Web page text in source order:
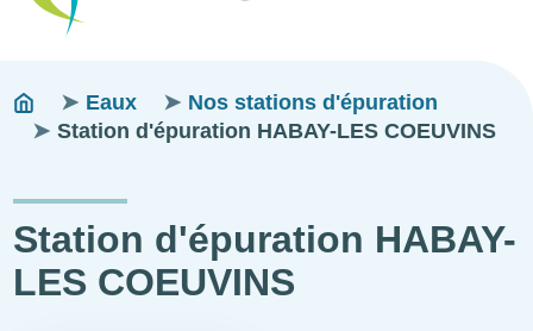
Fils
d'ariane
You
are
Eaux
Nos stations d'épuration
Station d'épuration HABAY-LES COEUVINS
Station d'épuration HABAY-
LES COEUVINS